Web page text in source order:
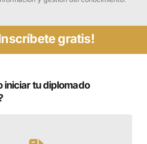
los documentos físicos y digitales; por tal
gratis!
iniciar tu diplomado